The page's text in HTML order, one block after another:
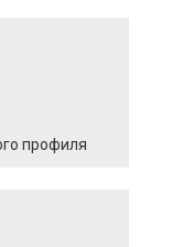
профиля